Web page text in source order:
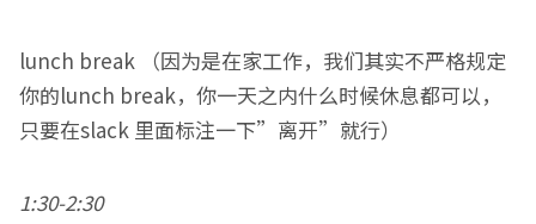
lunch break （因为是在家工作，我们其实不严格规定
你的lunch break，你一天之内什么时候休息都可以，
只要在slack 里面标注一下”离开”就行）
1:30-2:30